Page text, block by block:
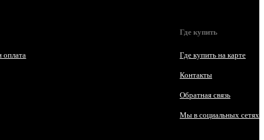
оплата
Где купить
Где купить на карте
Контакты
Обратная связь
Мы в социальных сетях